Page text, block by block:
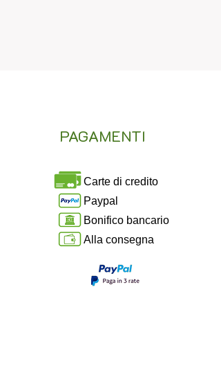
Carte di credito
Paypal
Bonifico bancario
Alla consegna
PAGAMENTI